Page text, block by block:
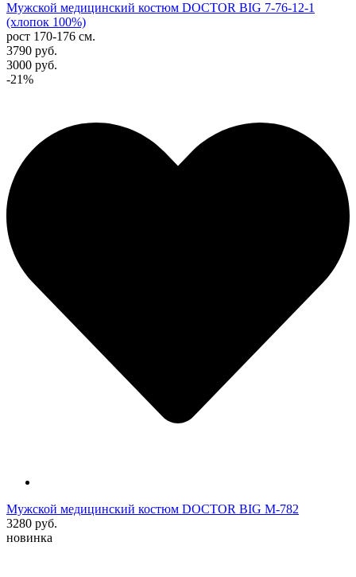
Мужской медицинский костюм DOCTOR BIG 7-76-12-1
(хлопок 100%)
рост 170-176 см.
3790 руб.
3000 руб.
-21%
Мужской медицинский костюм DOCTOR BIG M-782
3280 руб.
новинка